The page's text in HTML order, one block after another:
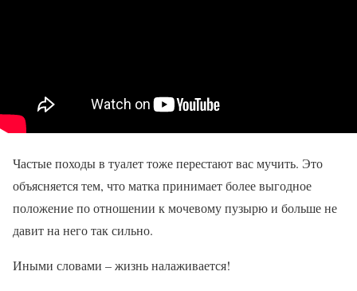
Частые походы в туалет тоже перестают вас мучить. Это
объясняется тем, что матка принимает более выгодное
положение по отношении к мочевому пузырю и больше не
давит на него так сильно.
Иными словами – жизнь налаживается!